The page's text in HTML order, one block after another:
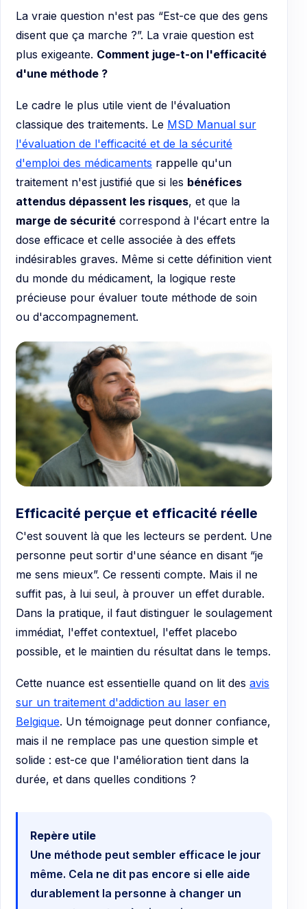
La vraie question n'est pas “Est-ce que des gens
disent que ça marche ?”. La vraie question est
plus exigeante. Comment juge-t-on l'efficacité
d'une méthode ?
Le cadre le plus utile vient de l'évaluation
classique des traitements. Le MSD Manual sur
l'évaluation de l'efficacité et de la sécurité
d'emploi des médicaments rappelle qu'un
traitement n'est justifié que si les bénéfices
attendus dépassent les risques, et que la
marge de sécurité correspond à l'écart entre la
dose efficace et celle associée à des effets
indésirables graves. Même si cette définition vient
du monde du médicament, la logique reste
précieuse pour évaluer toute méthode de soin
ou d'accompagnement.
Efficacité perçue et efficacité réelle
C'est souvent là que les lecteurs se perdent. Une
personne peut sortir d'une séance en disant “je
me sens mieux”. Ce ressenti compte. Mais il ne
suffit pas, à lui seul, à prouver un effet durable.
Dans la pratique, il faut distinguer le soulagement
immédiat, l'effet contextuel, l'effet placebo
possible, et le maintien du résultat dans le temps.
Cette nuance est essentielle quand on lit des avis
sur un traitement d'addiction au laser en
Belgique. Un témoignage peut donner confiance,
mais il ne remplace pas une question simple et
solide : est-ce que l'amélioration tient dans la
durée, et dans quelles conditions ?
Repère utile
Une méthode peut sembler efficace le jour
même. Cela ne dit pas encore si elle aide
durablement la personne à changer un